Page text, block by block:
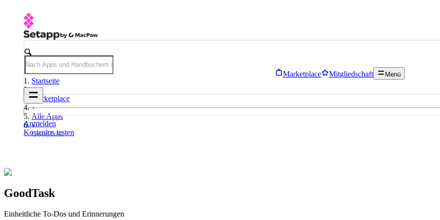
Marketplace Mitgliedschaft Menü
Anmelden
Kostenlos testen
Startseite
Marketplace
Alle Apps
GoodTask
GoodTask
Einheitliche To-Dos und Erinnerungen